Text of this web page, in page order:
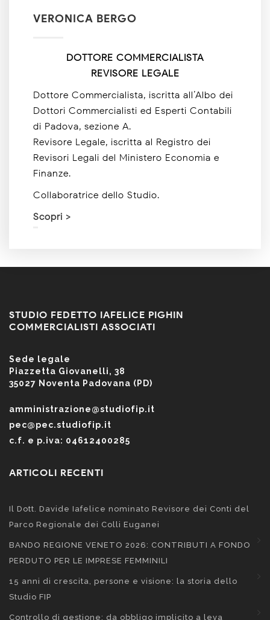
VERONICA BERGO
DOTTORE COMMERCIALISTA
REVISORE LEGALE
Dottore Commercialista, iscritta all’Albo dei
Dottori Commercialisti ed Esperti Contabili
di Padova, sezione A.
Revisore Legale, iscritta al Registro dei
Revisori Legali del Ministero Economia e
Finanze.
Collaboratrice dello Studio.
Scopri >
STUDIO FEDETTO IAFELICE PIGHIN
COMMERCIALISTI ASSOCIATI
Sede legale
Piazzetta Giovanelli, 38
35027 Noventa Padovana (PD)
amministrazione@studiofip.it
pec@pec.studiofip.it
c.f. e p.iva: 04612400285
ARTICOLI RECENTI
Il Dott. Davide Iafelice nominato Revisore dei Conti del
Parco Regionale dei Colli Euganei
BANDO REGIONE VENETO 2026: CONTRIBUTI A FONDO
PERDUTO PER LE IMPRESE FEMMINILI
15 anni di crescita, persone e visione: la storia dello
Studio FIP
Controllo di gestione: da obbligo implicito a leva